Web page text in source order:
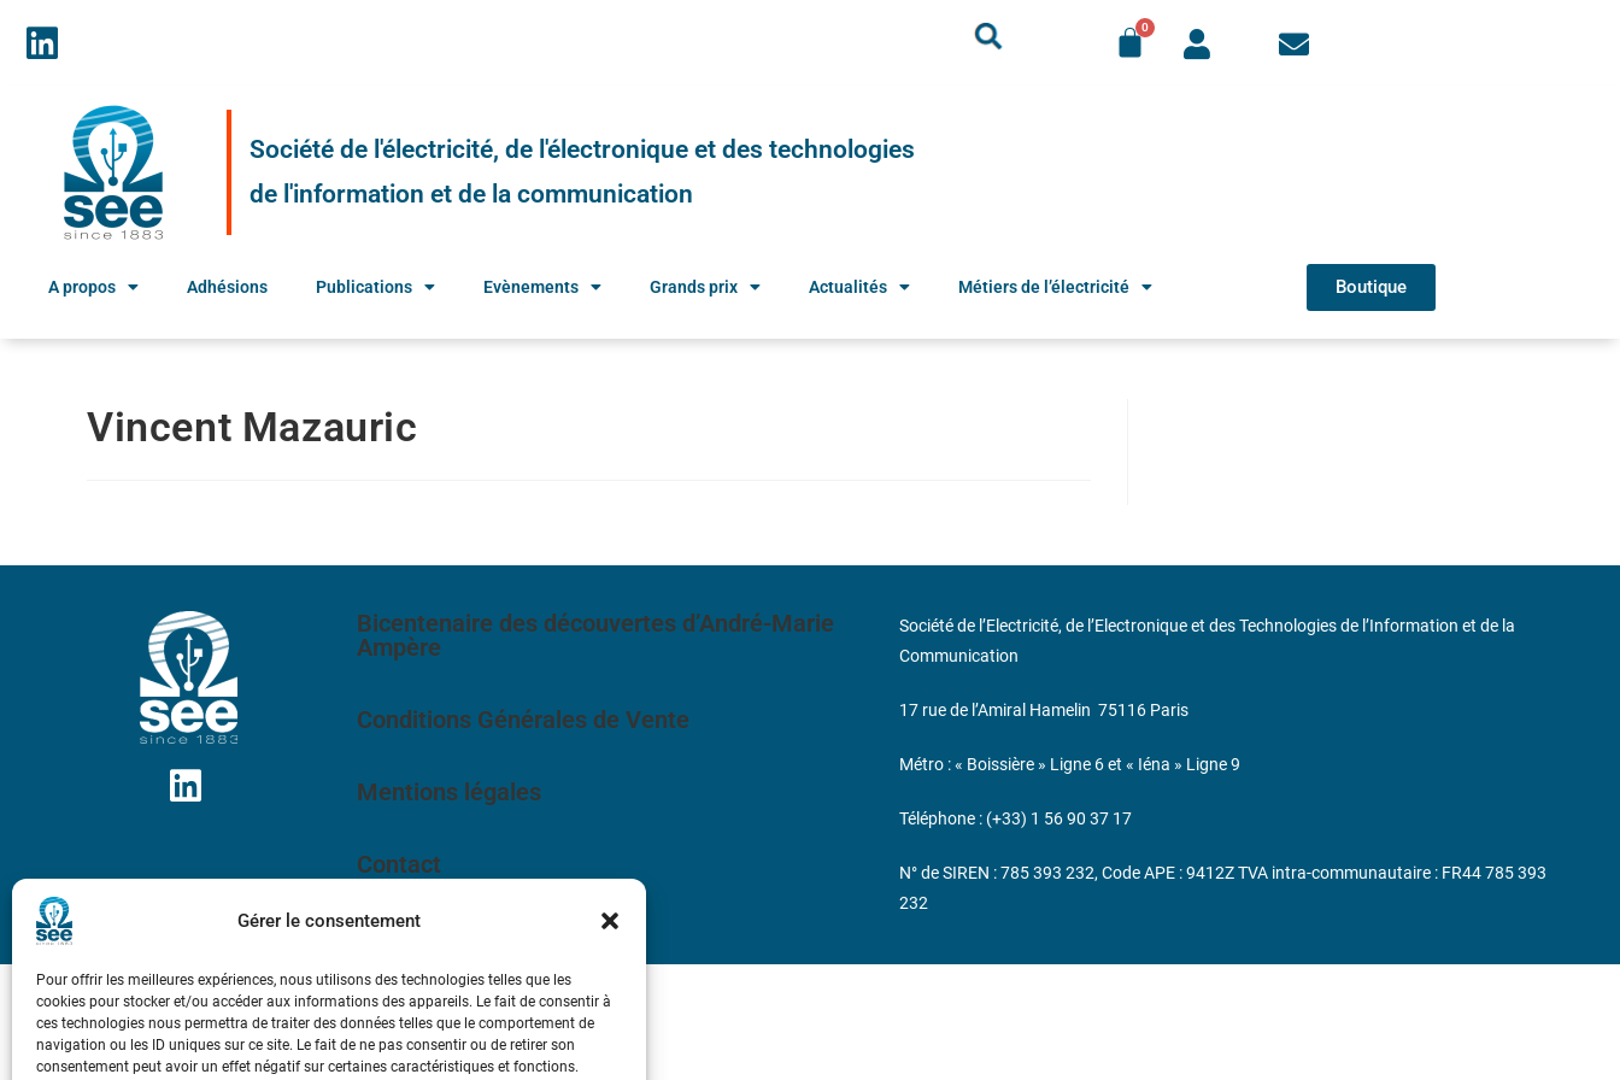
Gérer le consentement
Pour offrir les meilleures expériences, nous utilisons des technologies telles que les
cookies pour stocker et/ou accéder aux informations des appareils. Le fait de consentir à
ces technologies nous permettra de traiter des données telles que le comportement de
navigation ou les ID uniques sur ce site. Le fait de ne pas consentir ou de retirer son
consentement peut avoir un effet négatif sur certaines caractéristiques et fonctions.
Société de l'électricité, de l'électronique et des technologies
de l'information et de la communication
A propos Adhésions Publications Evènements Grands prix Actualités Métiers de l’électricité Boutique
Vincent Mazauric
Bicentenaire des découvertes d’André-Marie
Ampère
Conditions Générales de Vente
Mentions légales
Contact
Société de l’Electricité, de l’Electronique et des Technologies de l’Information et de la
Communication
17 rue de l’Amiral Hamelin 75116 Paris
Métro : « Boissière » Ligne 6 et « Iéna » Ligne 9
Téléphone : (+33) 1 56 90 37 17
N° de SIREN : 785 393 232, Code APE : 9412Z TVA intra-communautaire : FR44 785 393
232